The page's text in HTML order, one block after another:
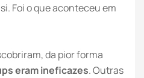
Foi o que aconteceu em
da pior forma
eram ineficazes. Outras